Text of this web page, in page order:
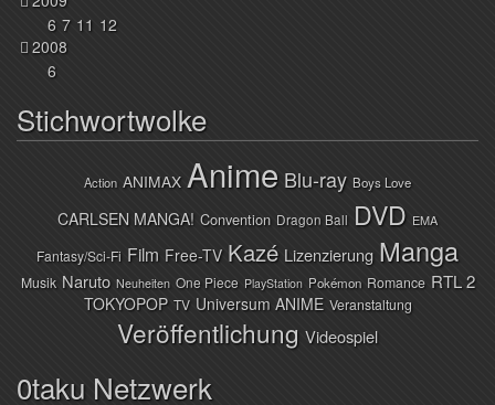
6 7 11 12
2008
6
Stichwortwolke
Action ANIMAX Anime Blu-ray Boys Love
CARLSEN MANGA! Convention Dragon Ball DVD EMA
Fantasy/Sci-Fi Film Free-TV Kazé Lizenzierung Manga
Musik Naruto Neuheiten One Piece PlayStation Pokémon Romance RTL 2
TOKYOPOP TV Universum ANIME Veranstaltung
Veröffentlichung Videospiel
0taku Netzwerk